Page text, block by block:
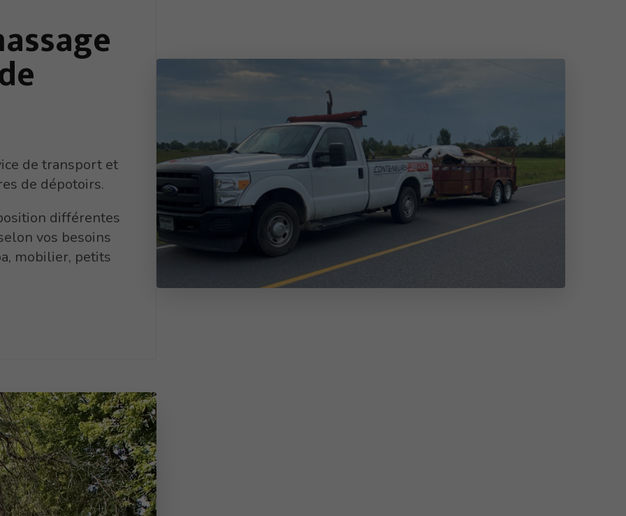
de transport et
de dépotoirs.
différentes
vos besoins
mobilier, petits